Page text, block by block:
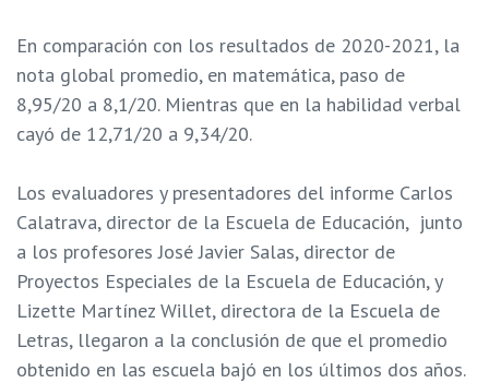
En comparación con los resultados de 2020-2021, la
nota global promedio, en matemática, paso de
8,95/20 a 8,1/20. Mientras que en la habilidad verbal
cayó de 12,71/20 a 9,34/20.
Los evaluadores y presentadores del informe Carlos
Calatrava, director de la Escuela de Educación, junto
a los profesores José Javier Salas, director de
Proyectos Especiales de la Escuela de Educación, y
Lizette Martínez Willet, directora de la Escuela de
Letras, llegaron a la conclusión de que el promedio
obtenido en las escuela bajó en los últimos dos años.